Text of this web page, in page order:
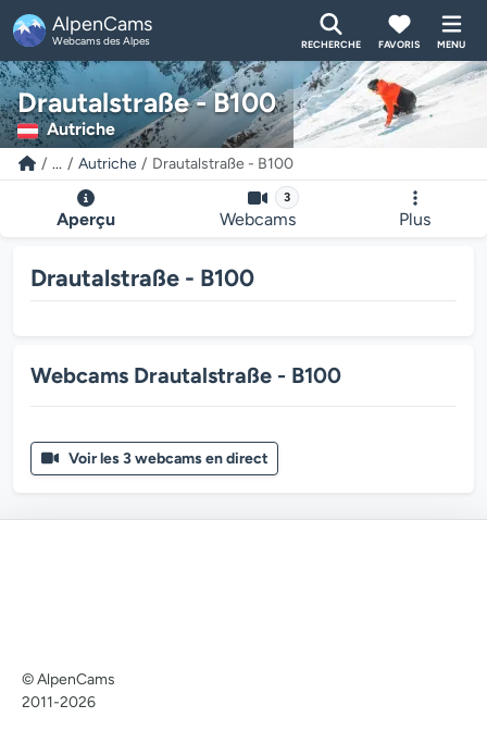
AlpenCams
Webcams des Alpes RECHERCHE FAVORIS MENU
Drautalstraße - B100
Autriche
... Autriche Drautalstraße - B100
Aperçu
3
Webcams Plus
Drautalstraße - B100
Webcams Drautalstraße - B100
Voir les 3 webcams en direct
© AlpenCams
2011-2026